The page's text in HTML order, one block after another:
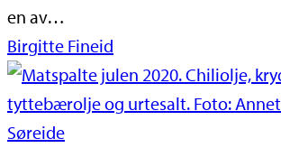
en av…
Birgitte Fineid